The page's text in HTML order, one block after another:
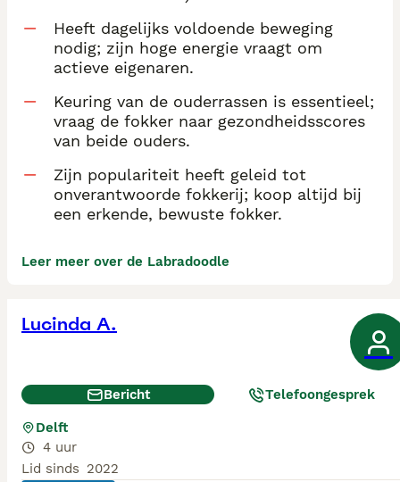
Heeft dagelijks voldoende beweging
nodig; zijn hoge energie vraagt om
actieve eigenaren.
Keuring van de ouderrassen is essentieel;
vraag de fokker naar gezondheidsscores
van beide ouders.
Zijn populariteit heeft geleid tot
onverantwoorde fokkerij; koop altijd bij
een erkende, bewuste fokker.
Leer meer over de Labradoodle
Lucinda A.
Bericht Telefoongesprek
Delft
4 uur
Lid sinds 2022